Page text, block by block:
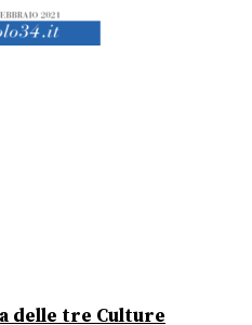
delle tre Culture